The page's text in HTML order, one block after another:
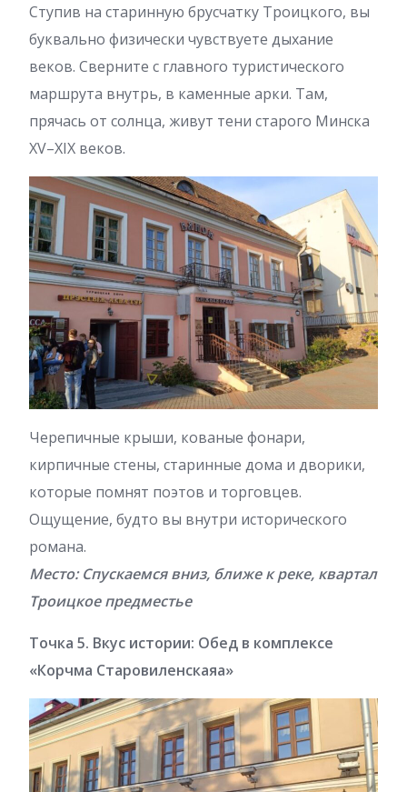
Ступив на старинную брусчатку Троицкого, вы
буквально физически чувствуете дыхание
веков. Сверните с главного туристического
маршрута внутрь, в каменные арки. Там,
прячась от солнца, живут тени старого Минска
XV–XIX веков.
Черепичные крыши, кованые фонари,
кирпичные стены, старинные дома и дворики,
которые помнят поэтов и торговцев.
Ощущение, будто вы внутри исторического
романа.
Место: Спускаемся вниз, ближе к реке, квартал
Троицкое предместье
Точка 5. Вкус истории: Обед в комплексе
«Корчма Старовиленскаяа»